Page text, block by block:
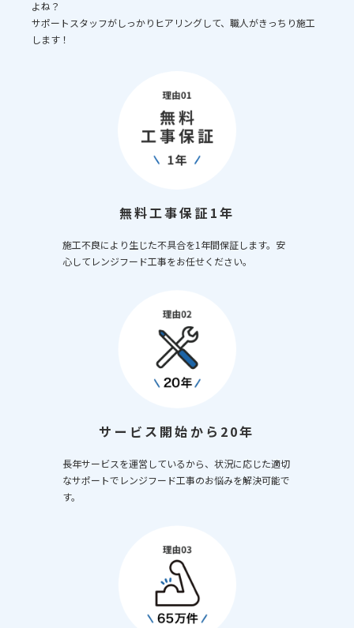
よね？
サポートスタッフがしっかりヒアリングして、職人がきっちり施工
します！
無料工事保証1年
施工不良により生じた不具合を1年間保証します。安
心してレンジフード工事をお任せください。
サービス開始から20年
長年サービスを運営しているから、状況に応じた適切
なサポートでレンジフード工事のお悩みを解決可能で
す。